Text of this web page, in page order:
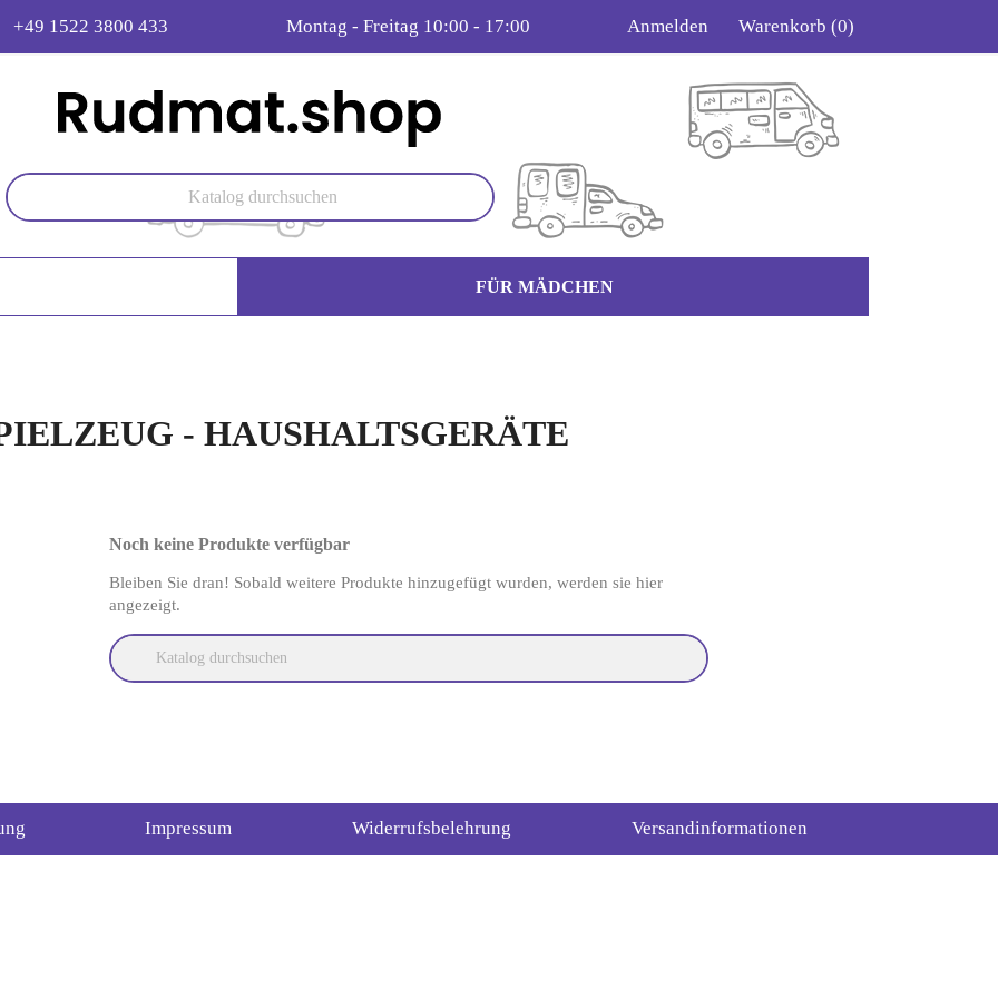
+49 1522 3800 433 Montag - Freitag 10:00 - 17:00 Anmelden Warenkorb (0)
FÜR MÄDCHEN
- HAUSHALTSGERÄTE
Noch keine Produkte verfügbar
Bleiben Sie dran! Sobald weitere Produkte hinzugefügt wurden, werden sie hier
angezeigt.
Impressum Widerrufsbelehrung Versandinformationen